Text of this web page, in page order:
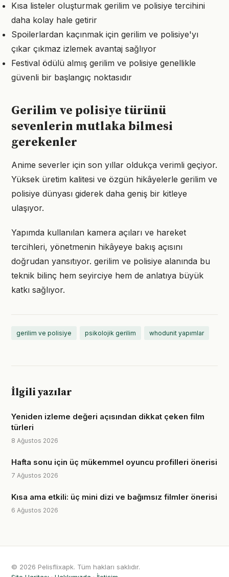
Kısa listeler oluşturmak gerilim ve polisiye tercihini
daha kolay hale getirir
Spoilerlardan kaçınmak için gerilim ve polisiye'yı
çıkar çıkmaz izlemek avantaj sağlıyor
Festival ödülü almış gerilim ve polisiye genellikle
güvenli bir başlangıç noktasıdır
Gerilim ve polisiye türünü
sevenlerin mutlaka bilmesi
gerekenler
Anime severler için son yıllar oldukça verimli geçiyor.
Yüksek üretim kalitesi ve özgün hikâyelerle gerilim ve
polisiye dünyası giderek daha geniş bir kitleye
ulaşıyor.
Yapımda kullanılan kamera açıları ve hareket
tercihleri, yönetmenin hikâyeye bakış açısını
doğrudan yansıtıyor. gerilim ve polisiye alanında bu
teknik bilinç hem seyirciye hem de anlatıya büyük
katkı sağlıyor.
gerilim ve polisiye psikolojik gerilim whodunit yapımlar
İlgili yazılar
Yeniden izleme değeri açısından dikkat çeken film
türleri
8 Ağustos 2026
Hafta sonu için üç mükemmel oyuncu profilleri önerisi
7 Ağustos 2026
Kısa ama etkili: üç mini dizi ve bağımsız filmler önerisi
6 Ağustos 2026
© 2026 Pelisflixapk. Tüm hakları saklıdır.